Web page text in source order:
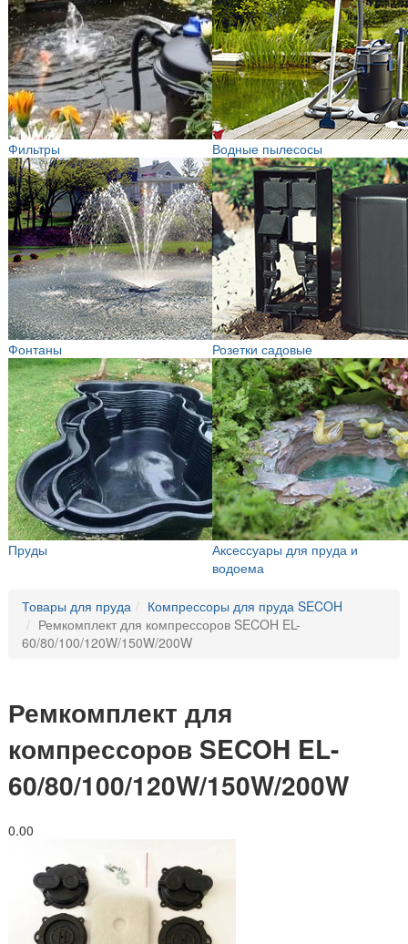
Фильтры Водные пылесосы
Фонтаны Розетки садовые
Пруды
Аксессуары для пруда и
водоема
Товары для пруда
Компрессоры для пруда SECOH
Ремкомплект для компрессоров SECOH EL-
60/80/100/120W/150W/200W
Ремкомплект для
компрессоров SECOH EL-
60/80/100/120W/150W/200W
0.00